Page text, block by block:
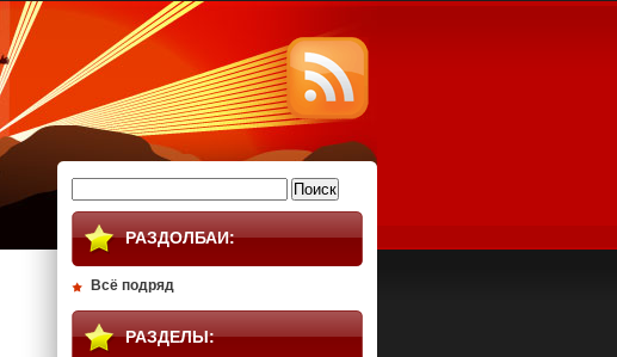
РАЗДОЛБАИ:
Всё подряд
РАЗДЕЛЫ: